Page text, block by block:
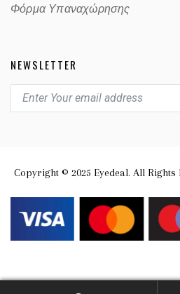
Φόρμα Υπαναχώρησης
NEWSLETTER
Copyright © 2025 Eyedeal. All Rights